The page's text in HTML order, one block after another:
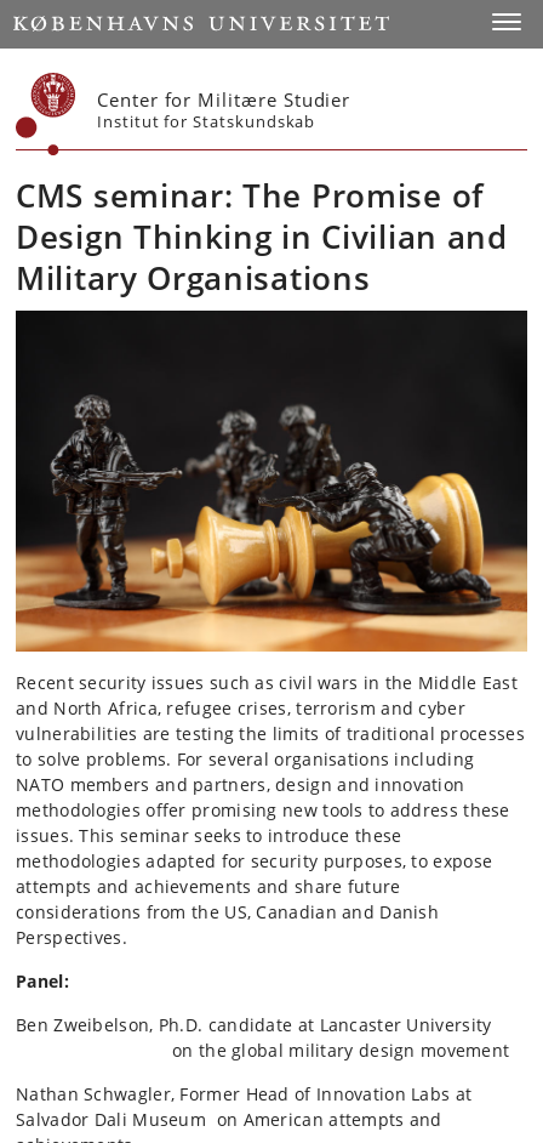
Start
Center for Militære Studier
Institut for Statskundskab
CMS seminar: The Promise of
Design Thinking in Civilian and
Military Organisations
Recent security issues such as civil wars in the Middle East
and North Africa, refugee crises, terrorism and cyber
vulnerabilities are testing the limits of traditional processes
to solve problems. For several organisations including
NATO members and partners, design and innovation
methodologies offer promising new tools to address these
issues. This seminar seeks to introduce these
methodologies adapted for security purposes, to expose
attempts and achievements and share future
considerations from the US, Canadian and Danish
Perspectives.
Panel:
Ben Zweibelson, Ph.D. candidate at Lancaster University
on the global military design movement
Nathan Schwagler, Former Head of Innovation Labs at
Salvador Dali Museum on American attempts and